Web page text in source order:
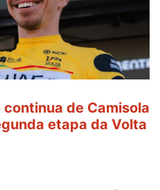
de Camisola
etapa da Volta